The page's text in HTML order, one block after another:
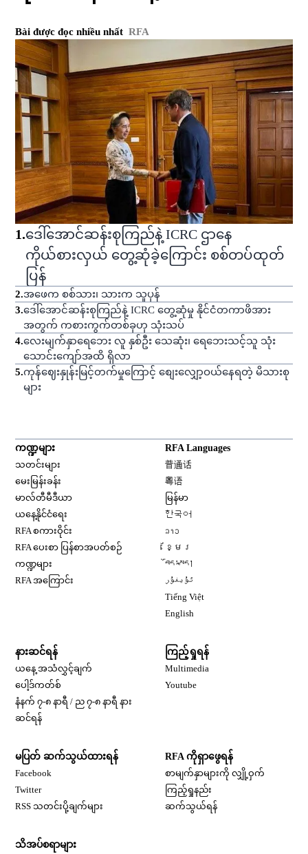
Bài được đọc nhiều nhất RFA
1.ဒေါ်အောင်ဆန်းစုကြည်နဲ့ ICRC ဌာနေ
ကိုယ်စားလှယ် တွေ့ဆုံခဲ့ကြောင်း စစ်တပ်ထုတ်
ပြန်
2.အဖေက စစ်သား၊ သားက သူပုန်
3.ဒေါ်အောင်ဆန်းစုကြည်နဲ့ ICRC တွေ့ဆုံမှု နိုင်ငံတကာဖိအား
အတွက် ကစားကွက်တစ်ခုဟု သုံးသပ်
4.လေးမျက်နှာရေဘေး လူ နှစ်ဦး သေဆုံး၊ ရေဘေးသင့်သူ သုံး
သောင်းကျော်အထိ ရှိလာ
5.ကုန်ဈေးနှုန်းမြင့်တက်မှုကြောင့် စျေးလျှော့ဝယ်နေရတဲ့ မိသားစု
များ
ကဏ္ဍများ
သတင်းများ
မေးမြန်းခန်း
မာလ်တီမီဒီယာ
ယနေ့နိုင်ငံရေး
RFA စကားဝိုင်း
RFA ပေးစာ ပြန်စာအပတ်စဉ်
ကဏ္ဍများ
RFA အကြောင်း
RFA Languages
普通话
粤语
မြန်မာ
한국어
ລາວ
ខ្មែរ
བོད་སྐད།
ئۇيغۇر
Tiếng Việt
English
နားဆင်ရန်
ယနေ့ အသံလွှင့်ချက်
ပေါ့ဒ်ကတ်စ်
နံနက် ၇-၈ နာရီ / ည ၇-၈ နာရီ နား
ဆင်ရန်
ကြည့်ရှုရန်
Multimedia
Youtube
မပြတ် ဆက်သွယ်ထားရန်
Facebook
Twitter
RSS သတင်းပို့ချက်များ
RFA ကိုရှာဖွေရန်
စာမျက်နှာများကို လျှို့ဝှက်
ကြည့်ရှုနည်း
ဆက်သွယ်ရန်
သိအပ်စရာများ